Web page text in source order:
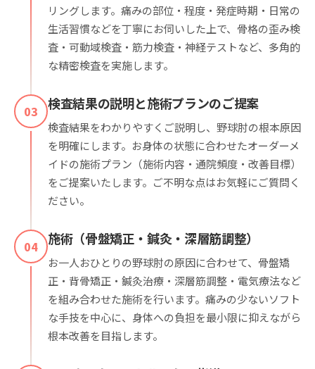
リングします。痛みの部位・程度・発症時期・日常の
生活習慣などを丁寧にお伺いした上で、骨格の歪み検
査・可動域検査・筋力検査・神経テストなど、多角的
な精密検査を実施します。
03 検査結果の説明と施術プランのご提案
検査結果をわかりやすくご説明し、野球肘の根本原因
を明確にします。お身体の状態に合わせたオーダーメ
イドの施術プラン（施術内容・通院頻度・改善目標）
をご提案いたします。ご不明な点はお気軽にご質問く
ださい。
04 施術（骨盤矯正・鍼灸・深層筋調整）
お一人おひとりの野球肘の原因に合わせて、骨盤矯
正・背骨矯正・鍼灸治療・深層筋調整・電気療法など
を組み合わせた施術を行います。痛みの少ないソフト
な手技を中心に、身体への負担を最小限に抑えながら
根本改善を目指します。